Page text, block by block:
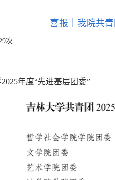
喜报｜我院共青
次
年度“先进基层团委”